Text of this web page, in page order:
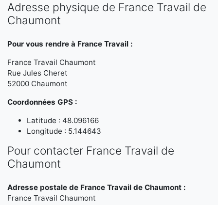
Adresse physique de France Travail de
Chaumont
Pour vous rendre à France Travail :
France Travail Chaumont
Rue Jules Cheret
52000 Chaumont
Coordonnées GPS :
Latitude : 48.096166
Longitude : 5.144643
Pour contacter France Travail de
Chaumont
Adresse postale de France Travail de Chaumont :
France Travail Chaumont